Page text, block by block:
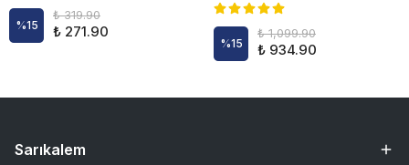
%15
₺ 319.90
₺ 271.90
%15
₺ 1,099.90
₺ 934.90
Sarıkalem